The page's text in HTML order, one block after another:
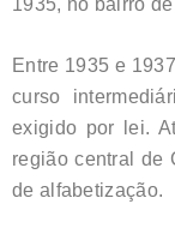
Entre 1935 e
curso
exigido por lei.
região central de
de alfabetização.